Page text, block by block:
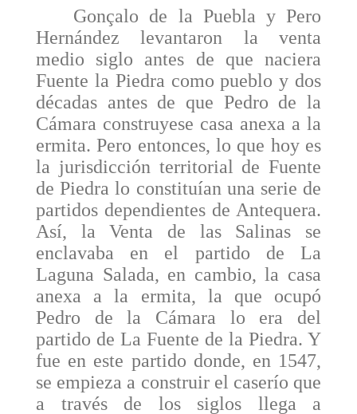
Gonçalo de la Puebla y Pero
Hernández levanta­ron la venta
medio siglo antes de que naciera
Fuente la Piedra como pueblo y dos
décadas antes de que Pedro de la
Cámara construyese casa anexa a la
ermita. Pero entonces, lo que hoy es
la jurisdicción territorial de Fuente
de Piedra lo constituían una serie de
partidos dependientes de Antequera.
Así, la Venta de las Salinas se
enclavaba en el partido de La
Laguna Salada, en cambio, la casa
anexa a la ermita, la que ocupó
Pedro de la Cámara lo era del
partido de La Fuente de la Piedra. Y
fue en este partido donde, en 1547,
se empieza a construir el caserío que
a través de los siglos llega a